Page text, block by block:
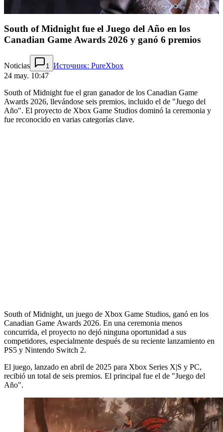
South of Midnight fue el Juego del Año en los
Canadian Game Awards 2026 y ganó 6 premios
Noticias 1
Источник: PureXbox
24 may. 10:47
South of Midnight fue el gran ganador de los Canadian Game
Awards 2026, llevándose seis premios, incluido el de "Juego del
Año". El proyecto de Xbox Game Studios dominó la ceremonia y
fue reconocido en varias categorías clave.
South of Midnight, un juego de Xbox Game Studios, ganó en los
Canadian Game Awards 2026. En una ceremonia menos
concurrida, el proyecto no dejó ninguna oportunidad a sus
competidores, especialmente después de su reciente lanzamiento en
PS5 y Nintendo Switch 2.
El juego, lanzado en abril de 2025 para Xbox Series X|S y PC,
recibió un total de seis premios. El principal fue el de "Juego del
Año".